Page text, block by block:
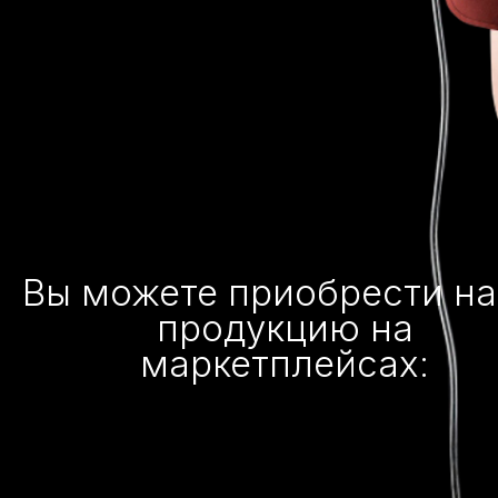
Вы можете приобрести
продукцию на
маркетплейсах: